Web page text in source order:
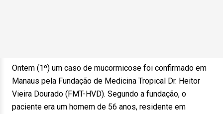
Ontem (1º) um caso de mucormicose foi confirmado em
Manaus pela Fundação de Medicina Tropical Dr. Heitor
Vieira Dourado (FMT-HVD). Segundo a fundação, o
paciente era um homem de 56 anos, residente em